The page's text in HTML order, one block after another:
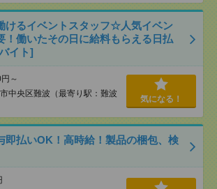
けるイベントスタッフ☆人気イベン
！働いたその日に給料もらえる日払
イト]
～
中央区難波（最寄り駅：難波
気になる！
即払いOK！高時給！製品の梱包、検